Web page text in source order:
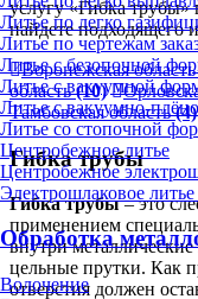
Литье по легко
Литье по чертежам
Литье с безопочной
Литье с вакуумной
Литье с вакуумно-
Литье со стопочной
Центробежное литье
Центробежное
Электрошлаковое
Обработка
Волочение
услугу «Гибка
найдете подходящего
Воронежская область
область(10)
Тамбовская область(4)
Гибка трубы
Гибка трубы– это
применением
внутри
цельные прутки. Как
отверстия должен